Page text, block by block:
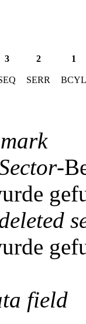
3 2 1
SERR BCYL
-
field